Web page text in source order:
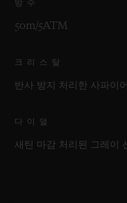
방수
50m/5ATM
크리스탈
반사 방지 처리한 사파이어
다이얼
새틴 마감 처리된 그레이